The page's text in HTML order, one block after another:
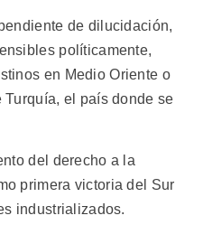
de dilucidación,
políticamente,
en Medio Oriente o
el país donde se
del derecho a la
primera victoria del Sur
industrializados.